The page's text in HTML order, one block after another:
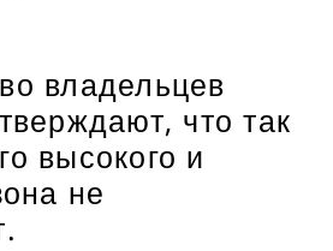
владельцев
что так
высокого и
не